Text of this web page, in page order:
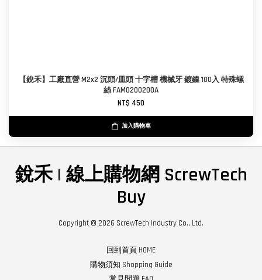
【銳禾】工廠直營 M2x2 沉頭/皿頭 十字槽 機械牙 鍍鎳 100入 特殊螺
絲 FAM0200200A
NT$ 450
加入購物車
銳禾 | 線上購物網 ScrewTech
Buy
Copyright © 2026 ScrewTech Industry Co., Ltd.
回到首頁 HOME
購物須知 Shopping Guide